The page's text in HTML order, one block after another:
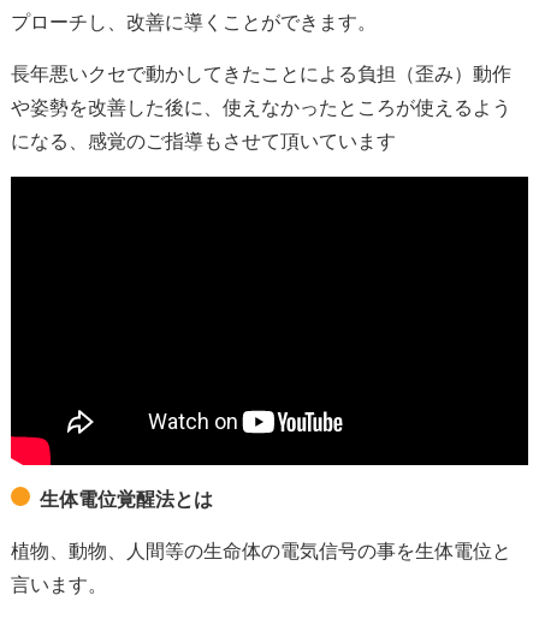
プローチし、改善に導くことができます。
長年悪いクセで動かしてきたことによる負担（歪み）動作
や姿勢を改善した後に、使えなかったところが使えるよう
になる、感覚のご指導もさせて頂いています
生体電位覚醒法とは
植物、動物、人間等の生命体の電気信号の事を生体電位と
言います。